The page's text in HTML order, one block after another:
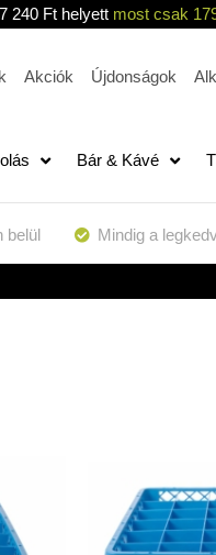
240 Ft helyett most csak
Akciók Újdonságok
Bár & Kávé
belül Mindig a